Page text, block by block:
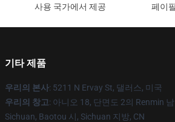
사용 국가에서 제공
페이
기타 제품
우리의 본사: 5211 N Ervay St, 댈러스, 미국
우리의 창고: 아니오 18, 단면도 2의 Renmin
Sichuan, Baotou 시, Sichuan 지방, CN